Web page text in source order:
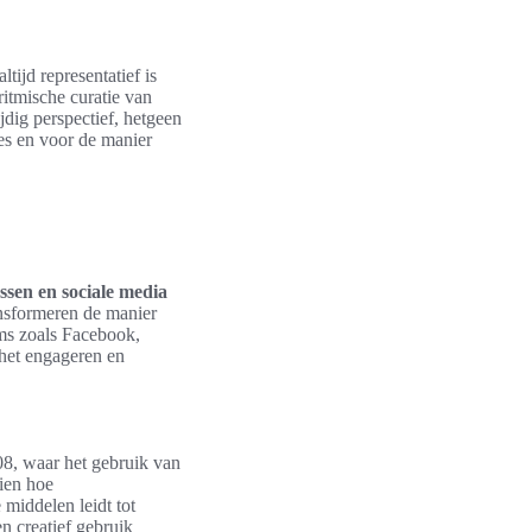
representatief is
curatie van
perspectief, hetgeen
en voor de manier
en sociale media
de manier
zoals Facebook,
engageren en
waar het gebruik van
hoe
middelen leidt tot
creatief gebruik